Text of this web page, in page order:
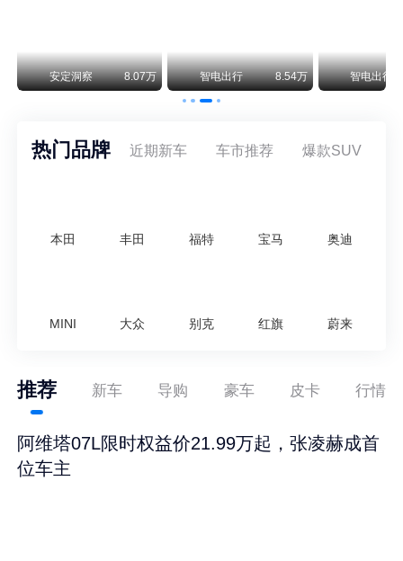
安定洞察 8.07万 智电出行 8.54万 智电出行
热门品牌 近期新车 车市推荐 爆款SUV
本田 丰田 福特 宝马 奥迪
MINI 大众 别克 红旗 蔚来
推荐 新车 导购 豪车 皮卡 行情
阿维塔07L限时权益价21.99万起，张凌赫成首
位车主